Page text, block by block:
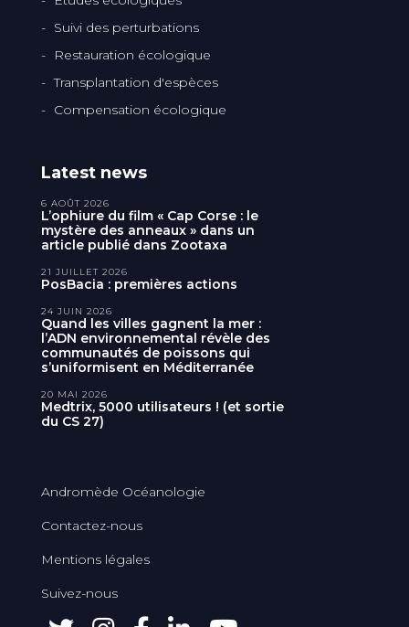
Suivi des perturbations
Restauration écologique
Transplantation d'espèces
Compensation écologique
Latest news
L’ophiure du film « Cap Corse : le
mystère des anneaux » dans un
article publié dans Zootaxa
6 AOÛT 2026
PosBacia : premières actions
21 JUILLET 2026
Quand les villes gagnent la mer :
l’ADN environnemental révèle des
communautés de poissons qui
s’uniformisent en Méditerranée
24 JUIN 2026
Medtrix, 5000 utilisateurs ! (et sortie
du CS 27)
20 MAI 2026
Andromède Océanologie
Contactez-nous
Mentions légales
Suivez-nous